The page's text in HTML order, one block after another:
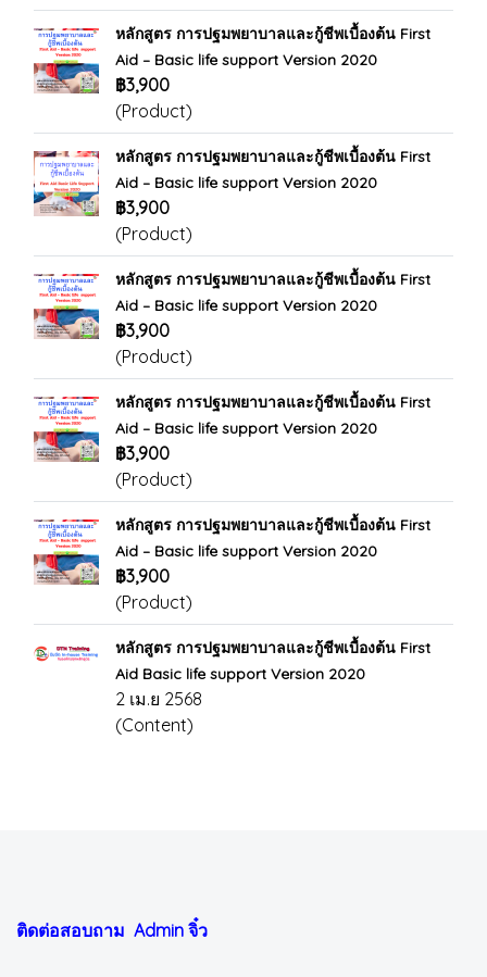
หลักสูตร การปฐมพยาบาลและกู้ชีพเบื้องต้น First
Aid – Basic life support Version 2020
฿3,900
(Product)
หลักสูตร การปฐมพยาบาลและกู้ชีพเบื้องต้น First
Aid – Basic life support Version 2020
฿3,900
(Product)
หลักสูตร การปฐมพยาบาลและกู้ชีพเบื้องต้น First
Aid – Basic life support Version 2020
฿3,900
(Product)
หลักสูตร การปฐมพยาบาลและกู้ชีพเบื้องต้น First
Aid – Basic life support Version 2020
฿3,900
(Product)
หลักสูตร การปฐมพยาบาลและกู้ชีพเบื้องต้น First
Aid – Basic life support Version 2020
฿3,900
(Product)
หลักสูตร การปฐมพยาบาลและกู้ชีพเบื้องต้น First
Aid Basic life support Version 2020
2 เม.ย 2568
(Content)
ติดต่อสอบถาม Admin จิ๋ว